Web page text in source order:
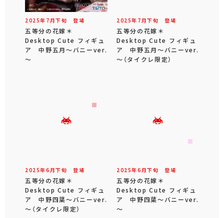
2025年 7 月下旬 登場
五等分の花嫁＊
Desktop Cute フィギュ
ア 中野五月～バニーver.
～
2025年 7 月下旬 登場
五等分の花嫁＊
Desktop Cute フィギュ
ア 中野五月～バニーver.
～（タイクレ限定）
2025年6 月下旬 登場
五等分の花嫁＊
Desktop Cute フィギュ
ア 中野四葉～バニーver.
～（タイクレ限定）
2025年6 月下旬 登場
五等分の花嫁＊
Desktop Cute フィギュ
ア 中野四葉～バニーver.
～